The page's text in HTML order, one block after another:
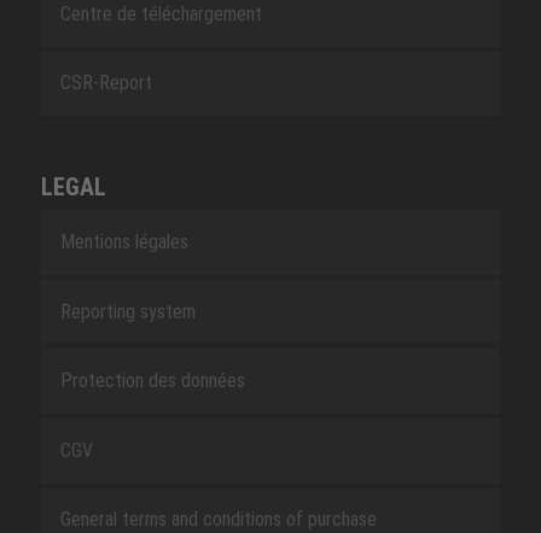
Centre de téléchargement
CSR-Report
LEGAL
Mentions légales
Reporting system
Protection des données
CGV
General terms and conditions of purchase